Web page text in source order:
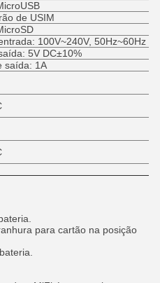
de USIM
100V~240V, 50Hz~60Hz
5V DC±10%
saída: 1A
para cartão na posição